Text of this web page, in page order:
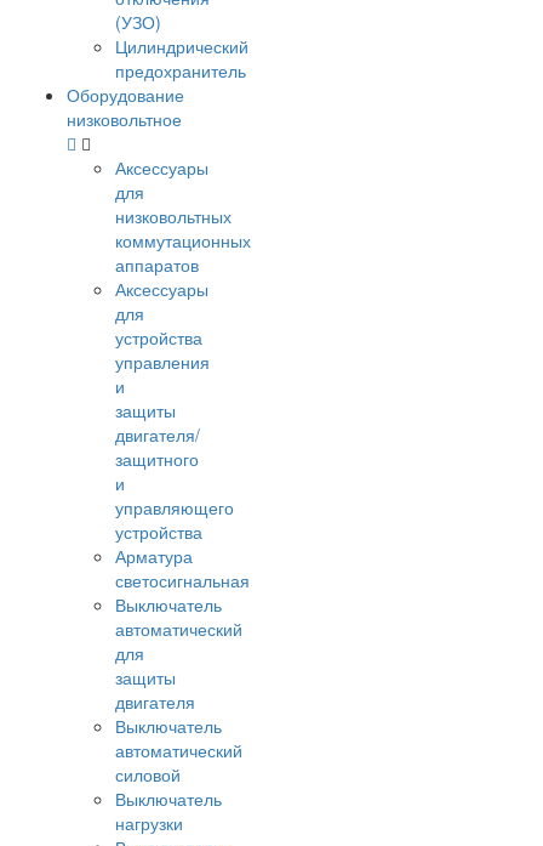
(УЗО)
Цилиндрический
предохранитель
Оборудование
низковольтное
Аксессуары
для
низковольтных
коммутационных
аппаратов
Аксессуары
для
устройства
управления
и
защиты
двигателя/
защитного
и
управляющего
устройства
Арматура
светосигнальная
Выключатель
автоматический
для
защиты
двигателя
Выключатель
автоматический
силовой
Выключатель
нагрузки